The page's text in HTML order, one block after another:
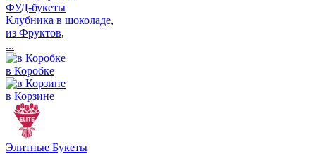
ФУД-букеты
Клубника в шоколаде,
из Фруктов,
...
в Коробке
в Корзине
Элитные Букеты